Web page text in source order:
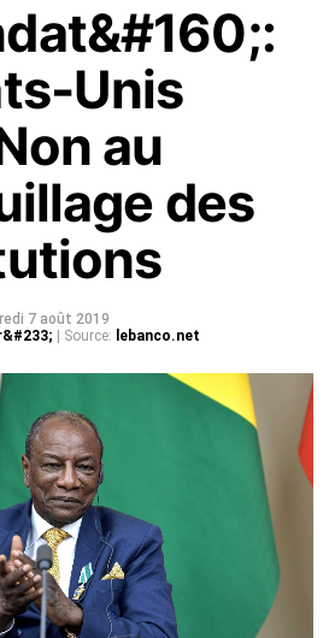
Unis
au
des
7 août 2019
| Source: lebanco.net